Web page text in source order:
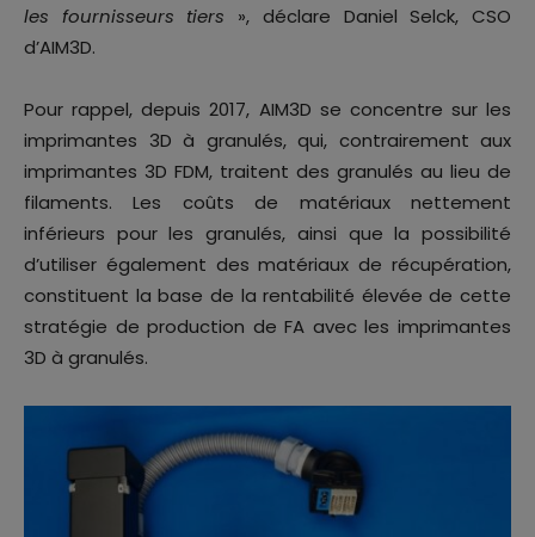
les fournisseurs tiers », déclare Daniel Selck, CSO
d’AIM3D.
Pour rappel, depuis 2017, AIM3D se concentre sur les
imprimantes 3D à granulés, qui, contrairement aux
imprimantes 3D FDM, traitent des granulés au lieu de
filaments. Les coûts de matériaux nettement
inférieurs pour les granulés, ainsi que la possibilité
d’utiliser également des matériaux de récupération,
constituent la base de la rentabilité élevée de cette
stratégie de production de FA avec les imprimantes
3D à granulés.